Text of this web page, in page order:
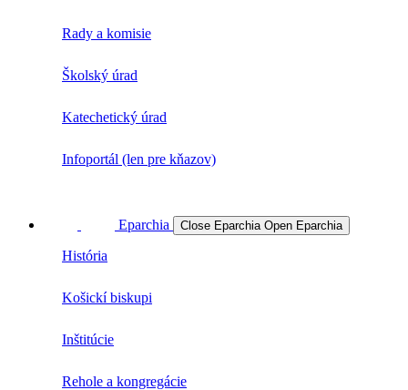
Rady a komisie
Školský úrad
Katechetický úrad
Infoportál (len pre kňazov)
Eparchia Close Eparchia Open Eparchia
História
Košickí biskupi
Inštitúcie
Rehole a kongregácie